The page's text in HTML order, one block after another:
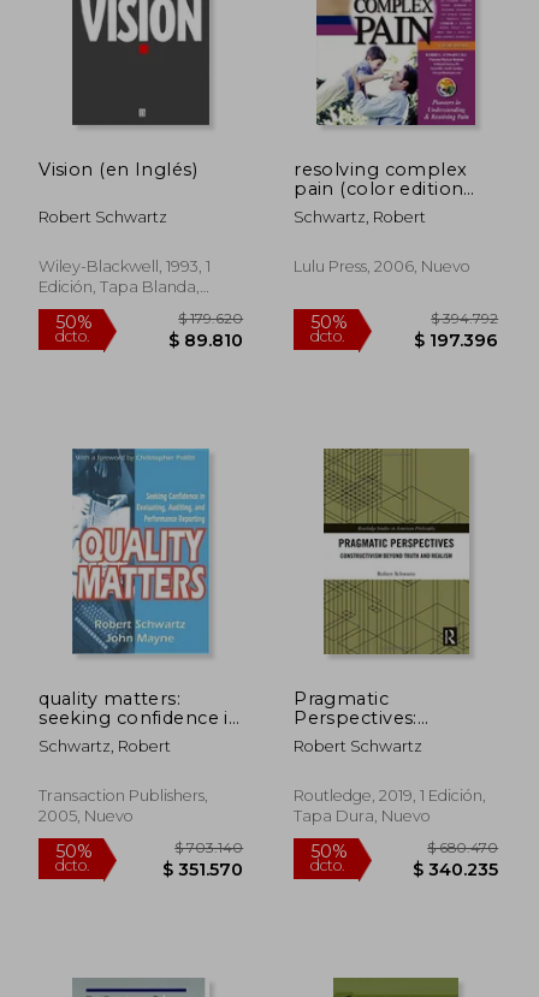
dcto. $ 56.686 dcto.
Vision (en Inglés)
Robert Schwartz
Wiley-Blackwell, 1993, 1
Edición, Tapa Blanda,
Nuevo
50%
dcto. $ 89.810
resolving complex
pain (color edition
(en Inglés)
Schwartz, Robert
Lulu Press, 2006, Nuevo
50%
dcto. $
quality matters:
seeking confidence in
evaluating, auditing,
and performance
Schwartz, Robert
Transaction Publishers,
2005, Nuevo
Pragmatic
Perspectives:
Constructivism
Beyond Truth and
Studies in American
Philosophy) (en
Robert Schwartz
Routledge, 2019, 1 Edición,
Tapa Dura, Nuevo